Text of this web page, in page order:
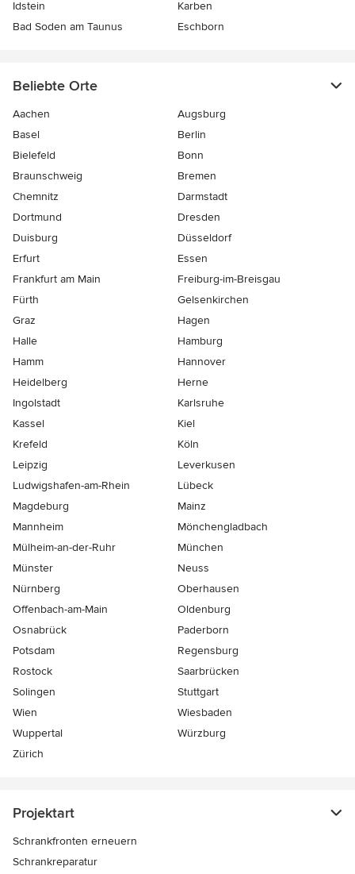
Idstein
Karben
Bad Soden am Taunus
Eschborn
Beliebte Orte
Aachen
Augsburg
Basel
Berlin
Bielefeld
Bonn
Braunschweig
Bremen
Chemnitz
Darmstadt
Dortmund
Dresden
Duisburg
Düsseldorf
Erfurt
Essen
Frankfurt am Main
Freiburg-im-Breisgau
Fürth
Gelsenkirchen
Graz
Hagen
Halle
Hamburg
Hamm
Hannover
Heidelberg
Herne
Ingolstadt
Karlsruhe
Kassel
Kiel
Krefeld
Köln
Leipzig
Leverkusen
Ludwigshafen-am-Rhein
Lübeck
Magdeburg
Mainz
Mannheim
Mönchen­gladbach
Mülheim-an-der-Ruhr
München
Münster
Neuss
Nürnberg
Oberhausen
Offenbach-am-Main
Oldenburg
Osnabrück
Paderborn
Potsdam
Regensburg
Rostock
Saarbrücken
Solingen
Stuttgart
Wien
Wiesbaden
Wuppertal
Würzburg
Zürich
Projektart
Schrankfronten erneuern
Schrankreparatur